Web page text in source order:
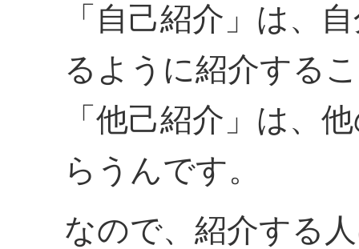
「自己紹介」は、
るように紹介する
「他己紹介」は、
らうんです。
なので、紹介する